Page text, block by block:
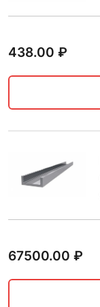
438.00 ₽
67500.00 ₽